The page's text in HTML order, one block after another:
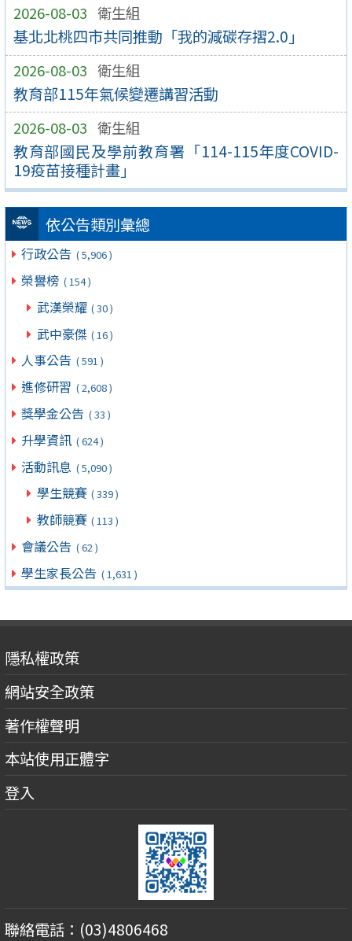
2026-08-03 衛生組
基北北桃四市共同推動「我的減碳存摺2.0」
2026-08-03 衛生組
教育部115年氣候變遷講習活動
2026-08-03 衛生組
教育部國民及學前教育署「114-115年度COVID-
19疫苗接種計畫」
依公告類別彙總
行政公告 ( 5,906 )
榮譽榜 ( 154 )
武漢榮耀 ( 30 )
武中豪傑 ( 16 )
人事公告 ( 591 )
進修研習 ( 2,608 )
獎學金公告 ( 33 )
升學資訊 ( 624 )
活動訊息 ( 5,090 )
學生競賽 ( 339 )
教師競賽 ( 113 )
會議公告 ( 62 )
學生家長公告 ( 1,631 )
隱私權政策
網站安全政策
著作權聲明
本站使用正體字
登入
聯絡電話：(03)4806468